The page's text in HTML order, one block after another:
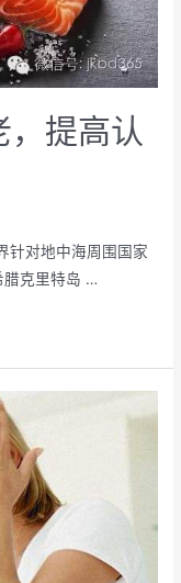
提高认
针对地中海周围国家
腊克里特岛 …